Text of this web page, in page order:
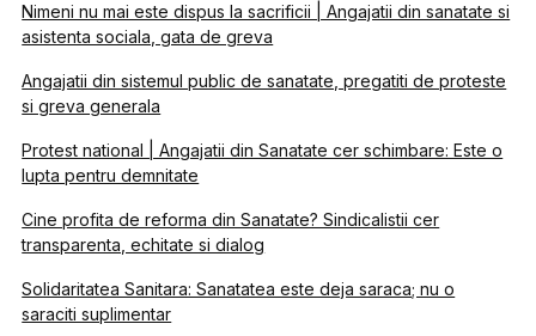
Nimeni nu mai este dispus la sacrificii | Angajatii din sanatate si
asistenta sociala, gata de greva
Angajatii din sistemul public de sanatate, pregatiti de proteste
si greva generala
Protest national | Angajatii din Sanatate cer schimbare: Este o
lupta pentru demnitate
Cine profita de reforma din Sanatate? Sindicalistii cer
transparenta, echitate si dialog
Solidaritatea Sanitara: Sanatatea este deja saraca; nu o
saraciti suplimentar